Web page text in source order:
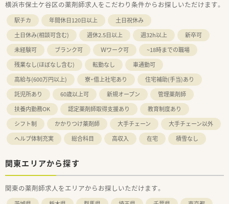
横浜市保土ケ谷区の薬剤師求人をこだわり条件からお探しいただけます。
駅チカ 年間休日120日以上
土日祝休み
土日休み(相談可含む)
週休2.5日以上 週32h以上
新卒可
未経験可
ブランク可 Ｗワーク可
~18時までの職場
残業なし(ほぼなし含む)
転勤なし
車通勤可
高給与(600万円以上)
寮・借上社宅あり
住宅補助(手当)あり
託児所あり
60歳以上可 新規オープン
管理薬剤師
扶養内勤務OK
認定薬剤師取得支援あり
教育制度あり
シフト制
かかりつけ薬剤師 大手チェーン
大手チェーン以外
ヘルプ体制充実
総合科目 高収入 在宅 積雪なし
関東エリアから探す
関東の薬剤師求人をエリアからお探しいただけます。